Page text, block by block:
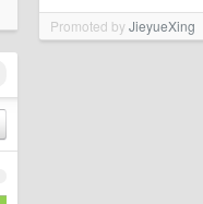
Promoted byJieyueXing